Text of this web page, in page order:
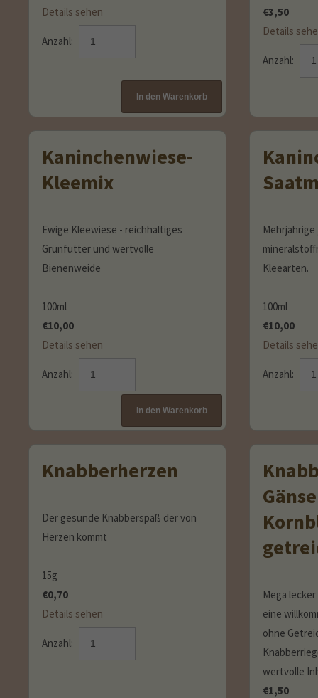
Details sehen
Anzahl:
€3,50
Details
Anzahl:
Kaninchenwiese-
Kleemix
Ewige Kleewiese - reichhaltiges
Grünfutter und wertvolle
Bienenweide
100ml
€10,00
Details sehen
Anzahl:
Kleearten.
100ml
€10,00
Details
Anzahl:
Knabberherzen
Der gesunde Knabberspaß der von
Herzen kommt
15g
€0,70
Details sehen
Anzahl:
Mega
eine
ohne
wertvolle
€1,50